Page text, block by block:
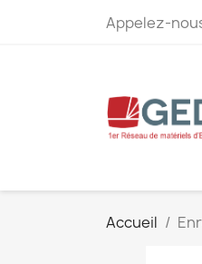
Appelez-
Accueil